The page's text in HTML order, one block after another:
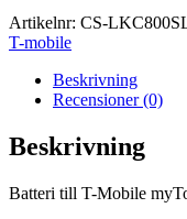
Artikelnr: CS-
T-mobile
Beskrivning
Recensioner (0)
Beskrivning
Batteri till T-Mobile